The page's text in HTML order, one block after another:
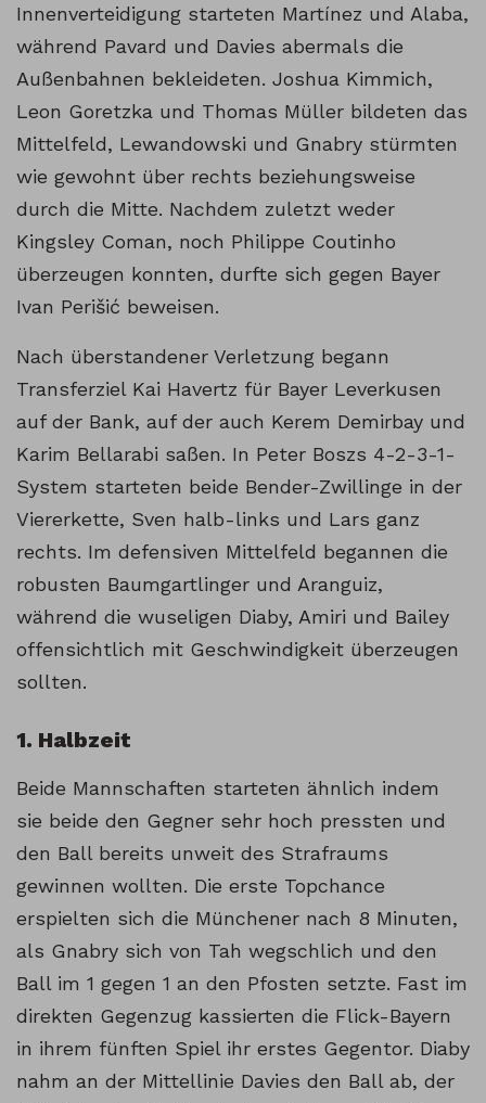
Innenverteidigung starteten Martínez und Alaba,
während Pavard und Davies abermals die
Außenbahnen bekleideten. Joshua Kimmich,
Leon Goretzka und Thomas Müller bildeten das
Mittelfeld, Lewandowski und Gnabry stürmten
wie gewohnt über rechts beziehungsweise
durch die Mitte. Nachdem zuletzt weder
Kingsley Coman, noch Philippe Coutinho
überzeugen konnten, durfte sich gegen Bayer
Ivan Perišić beweisen.
Nach überstandener Verletzung begann
Transferziel Kai Havertz für Bayer Leverkusen
auf der Bank, auf der auch Kerem Demirbay und
Karim Bellarabi saßen. In Peter Boszs 4-2-3-1-
System starteten beide Bender-Zwillinge in der
Viererkette, Sven halb-links und Lars ganz
rechts. Im defensiven Mittelfeld begannen die
robusten Baumgartlinger und Aranguiz,
während die wuseligen Diaby, Amiri und Bailey
offensichtlich mit Geschwindigkeit überzeugen
sollten.
1. Halbzeit
Beide Mannschaften starteten ähnlich indem
sie beide den Gegner sehr hoch pressten und
den Ball bereits unweit des Strafraums
gewinnen wollten. Die erste Topchance
erspielten sich die Münchener nach 8 Minuten,
als Gnabry sich von Tah wegschlich und den
Ball im 1 gegen 1 an den Pfosten setzte. Fast im
direkten Gegenzug kassierten die Flick-Bayern
in ihrem fünften Spiel ihr erstes Gegentor. Diaby
nahm an der Mittellinie Davies den Ball ab, der